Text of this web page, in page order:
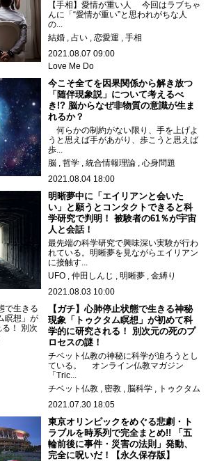
【手相】愛情が重い人 今回はラブちゃ
んに「“愛情が重い”と思われがちな人
の...
結婚
占い 恋愛運
手相
2021.08.07 09:00
Love Me Do
今こそ全てを因果関係から解き放つ
「随伴現象説」について考えるべ
き!? 脳からなぜ非物質の意識が生ま
れるか？
何らかの制約がない限り、手を上げよ
うと思えば手があがり、歩こうと思えば
歩...
脳
哲学 統合情報理論
心身問題
2021.08.04 18:00
明晰夢中に「エイリアンと会いた
い」と願うとコンタクトできると科
学研究で判明！ 被験者の61％が宇宙
人と会話！
最先端の科学研究で興味深い実験が行わ
れている。明晰夢を見ながらエイリアン
に接触す...
UFO
仲田しんじ 明晰夢
金縛り
2021.08.03 10:00
【ガチ】心肺停止状態で生きる神秘
現象「トゥクタム瞑想」が初めて科
学的に研究される！ 別次元の死のプ
ロセスの謎！
チベット仏教の神秘に科学が迫ろうとし
ている。 オンライン仏教マガジン
「Tric...
チベット仏教
密教 脳科学
トゥクタム
2021.07.30 18:05
東京オリンピックをめぐる悲劇・ト
ラブルを時系列で完全まとめ!! 「五
輪前後に事件・災害の法則」発動、
完全に呪いだ！【永久保存版】